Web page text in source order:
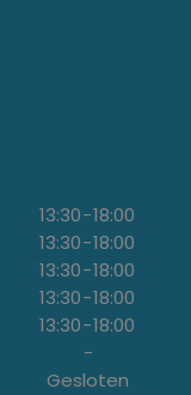
13:30-18:00
13:30-18:00
13:30-18:00
13:30-18:00
13:30-18:00
-
Gesloten